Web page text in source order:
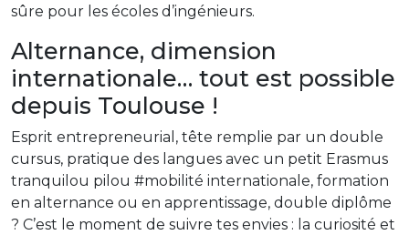
sûre pour les écoles d’ingénieurs.
Alternance, dimension
internationale… tout est possible
depuis Toulouse !
Esprit entrepreneurial, tête remplie par un double
cursus, pratique des langues avec un petit Erasmus
tranquilou pilou #mobilité internationale, formation
en alternance ou en apprentissage, double diplôme
? C’est le moment de suivre tes envies : la curiosité et